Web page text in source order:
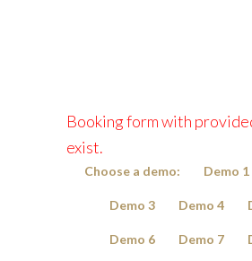
Booking form with
exist.
Choose a demo: Demo 1
Demo 3 Demo 4
Demo 6 Demo 7